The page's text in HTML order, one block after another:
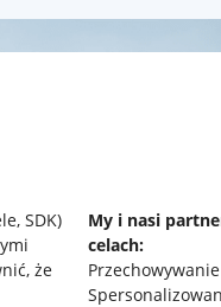
SDK)
że
My i nasi
celach: